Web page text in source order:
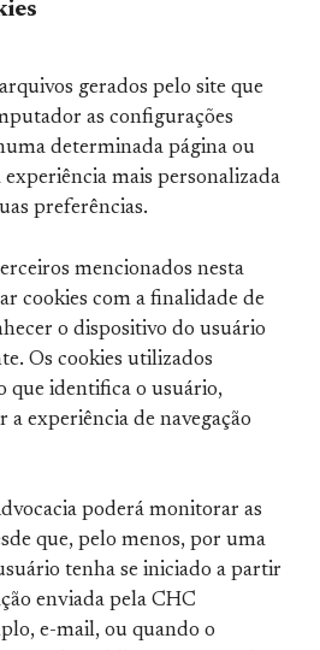
gerados pelo site que
as configurações
determinada página ou
mais personalizada
preferências.
mencionados nesta
cookies com a finalidade de
o dispositivo do usuário
Os cookies utilizados
que identifica o usuário,
experiência de navegação
poderá monitorar as
que, pelo menos, por uma
tenha se iniciado a partir
enviada pela CHC
e-mail, ou quando o